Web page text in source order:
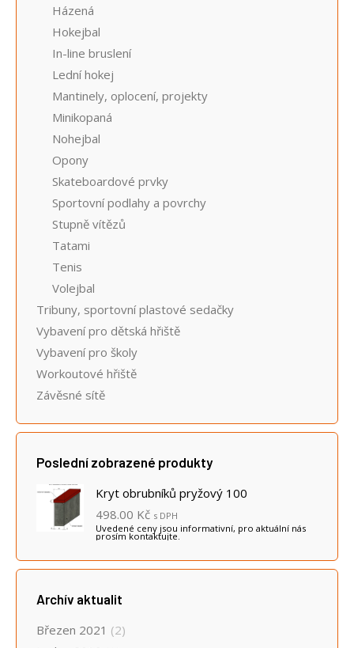
Házená
Hokejbal
In-line bruslení
Lední hokej
Mantinely, oplocení, projekty
Minikopaná
Nohejbal
Opony
Skateboardové prvky
Sportovní podlahy a povrchy
Stupně vítězů
Tatami
Tenis
Volejbal
Tribuny, sportovní plastové sedačky
Vybavení pro dětská hřiště
Vybavení pro školy
Workoutové hřiště
Závěsné sítě
Poslední zobrazené produkty
Kryt obrubníků pryžový 100
498.00 Kč s DPH
Uvedené ceny jsou informativní, pro aktuální nás
prosím kontaktujte.
Archív aktualit
Březen 2021 (2)